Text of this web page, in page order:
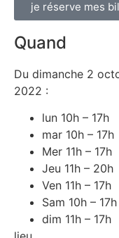
je réserve mes
Quand
Du dimanche 2
2022 :
lun 10h – 17h
mar 10h – 17h
Mer 11h – 17h
Jeu 11h – 20h
Ven 11h – 17h
Sam 10h – 17h
dim 11h – 17h